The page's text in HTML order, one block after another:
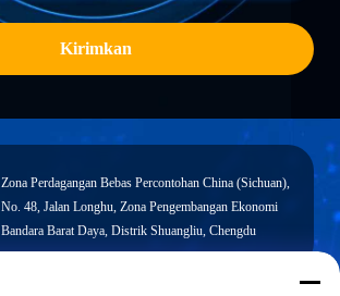
Kirimkan
Zona Perdagangan Bebas Percontohan China (Sichuan),
No. 48, Jalan Longhu, Zona Pengembangan Ekonomi
Bandara Barat Daya, Distrik Shuangliu, Chengdu